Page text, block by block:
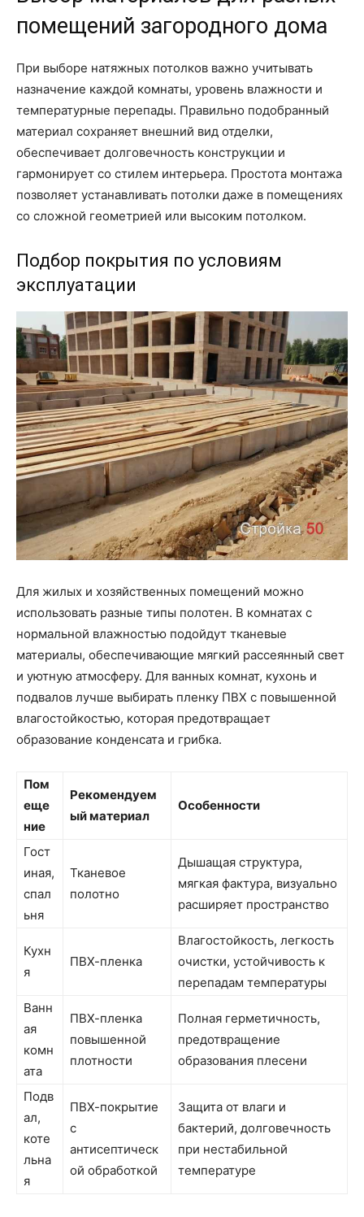
помещений загородного дома
При выборе натяжных потолков важно учитывать
назначение каждой комнаты, уровень влажности и
температурные перепады. Правильно подобранный
материал сохраняет внешний вид отделки,
обеспечивает долговечность конструкции и
гармонирует со стилем интерьера. Простота монтажа
позволяет устанавливать потолки даже в помещениях
со сложной геометрией или высоким потолком.
Подбор покрытия по условиям
эксплуатации
Для жилых и хозяйственных помещений можно
использовать разные типы полотен. В комнатах с
нормальной влажностью подойдут тканевые
материалы, обеспечивающие мягкий рассеянный свет
и уютную атмосферу. Для ванных комнат, кухонь и
подвалов лучше выбирать пленку ПВХ с повышенной
влагостойкостью, которая предотвращает
образование конденсата и грибка.
Пом
еще
ние
Рекомендуем
ый материал
Особенности
Гост
иная,
спал
ьня
Тканевое
полотно
Дышащая структура,
мягкая фактура, визуально
расширяет пространство
Кухн
я
ПВХ-пленка
Влагостойкость, легкость
очистки, устойчивость к
перепадам температуры
Ванн
ая
комн
ата
ПВХ-пленка
повышенной
плотности
Полная герметичность,
предотвращение
образования плесени
Подв
ал,
коте
льна
я
ПВХ-покрытие
с
антисептическ
ой обработкой
Защита от влаги и
бактерий, долговечность
при нестабильной
температуре